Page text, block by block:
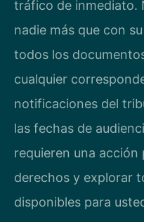
tráfico de inmediato.
nadie más que con
todos los
cualquier
notificaciones del
las fechas de
requieren una
derechos y explorar
disponibles para